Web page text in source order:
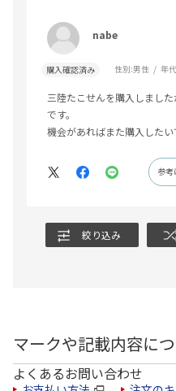
nabe
購入確認済み 性別:男性 年
三陸たこせんを購入しまし
です。
機会があればまた購入したい
参考
絞り込み
マークや記載内容に
よくあるお問い合わせ